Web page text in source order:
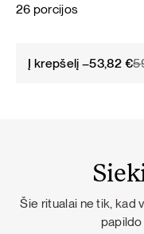
26 porcijos
Į krepšelį –Original
53,82€
Current
Šie ritualai ne tik, kad